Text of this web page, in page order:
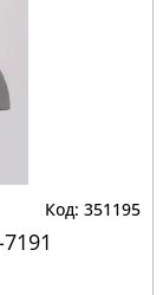
351195